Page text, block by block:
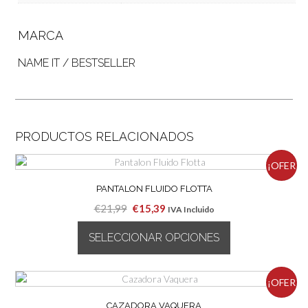
MARCA
NAME IT / BESTSELLER
PRODUCTOS RELACIONADOS
¡OFER
PANTALON FLUIDO FLOTTA
€21,99 El
precio
original
era:
€21,99.
€15,39El
precio
actual
es:
€15,39.
IVA Incluido
SELECCIONAR OPCIONES
producto
tiene
múltiples
¡OFER
CAZADORA VAQUERA